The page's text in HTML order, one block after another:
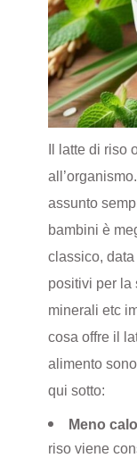
Il latte di riso
assunto
bambini è
classico,
positivi per la
minerali etc
cosa offre il
alimento
qui sotto:
Meno
riso viene